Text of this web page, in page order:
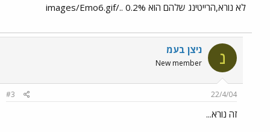
לא נורא,הרייטינג שלהם הוא 0.2% ../images/Emo6.gif
נ ניצן בעמ
New member
22/4/04
#3
זה נורא...